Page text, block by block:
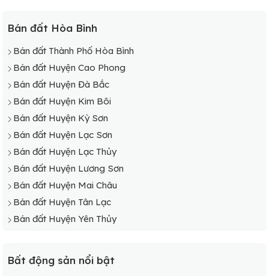
Bán đất Xã Nật Sơn, Kim Bôi
Bán đất Xã Sào Báy, Kim Bôi
Bán đất Xã Sơn Thủy, Kim Bôi
Bán đất Xã Thượng Bì, Kim Bôi
Bán đất Xã Thượng Tiến, Kim Bôi
Bán đất Xã Trung Bì, Kim Bôi
Bán đất Xã Tú Sơn, Kim Bôi
Bán đất Xã Vĩnh Đồng, Kim Bôi
Bán đất Xã Vĩnh Tiến, Kim Bôi
Bán đất Hòa Bình
Bán đất Thành Phố Hòa Bình
Bán đất Huyện Cao Phong
Bán đất Huyện Đà Bắc
Bán đất Huyện Kim Bôi
Bán đất Huyện Kỳ Sơn
Bán đất Huyện Lạc Sơn
Bán đất Huyện Lạc Thủy
Bán đất Huyện Lương Sơn
Bán đất Huyện Mai Châu
Bán đất Huyện Tân Lạc
Bán đất Huyện Yên Thủy
Bất động sản nổi bật